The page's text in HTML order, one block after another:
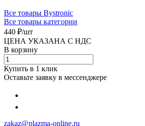
Все товары Bystronic
Все товары категории
440 ₽/шт
ЦЕНА УКАЗАНА С НДС
В корзину
Купить в 1 клик
Оставьте заявку в мессенджере
zakaz@plazma-online.ru